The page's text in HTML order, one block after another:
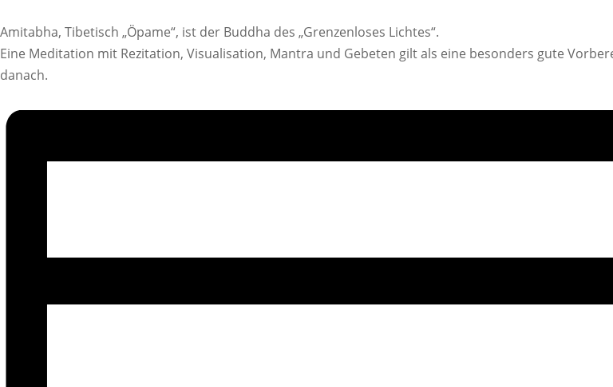
Amitabha, Tibetisch „Öpame“, ist der Buddha des „Grenzenloses Lichtes“.
Eine Meditation mit Rezitation, Visualisation, Mantra und Gebeten gilt als eine besonders gute
danach.